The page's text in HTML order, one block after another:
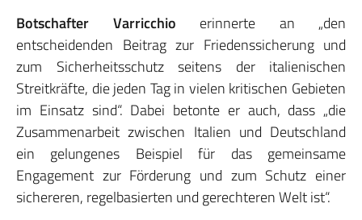
Botschafter Varricchio erinnerte an „den
entscheidenden Beitrag zur Friedenssicherung und
zum Sicherheitsschutz seitens der italienischen
Streitkräfte, die jeden Tag in vielen kritischen Gebieten
im Einsatz sind“. Dabei betonte er auch, dass „die
Zusammenarbeit zwischen Italien und Deutschland
ein gelungenes Beispiel für das gemeinsame
Engagement zur Förderung und zum Schutz einer
sichereren, regelbasierten und gerechteren Welt ist“.